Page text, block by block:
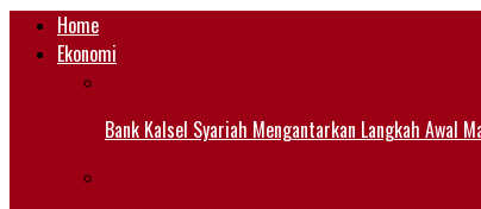
Home
Ekonomi
Bank Kalsel Syariah Mengantarkan Langkah Awal